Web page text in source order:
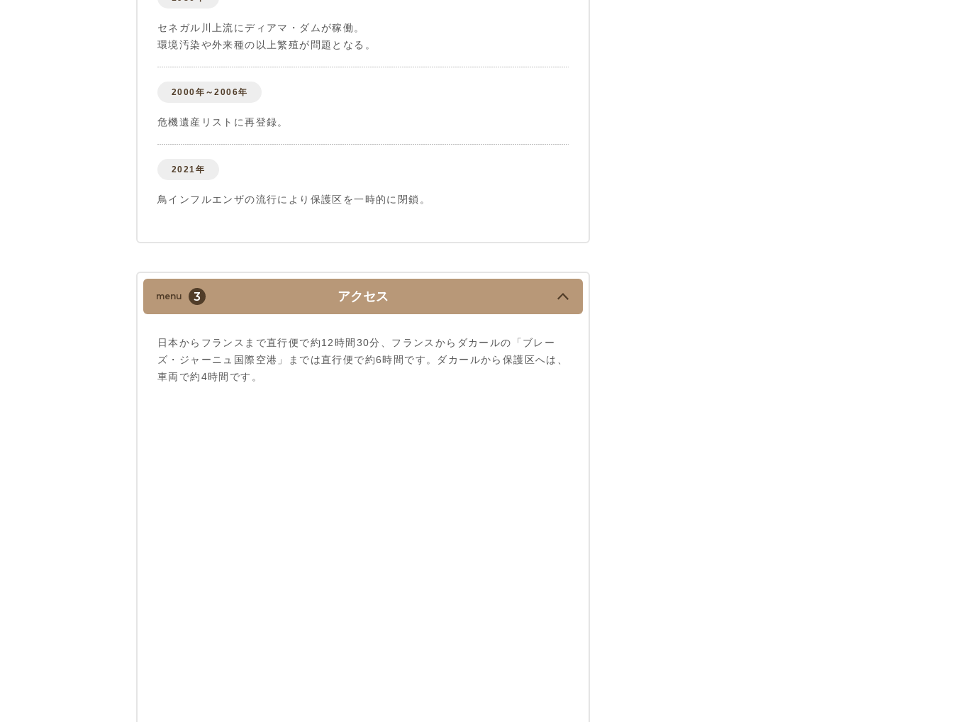
セネガル川上流にディアマ・ダムが稼働。
環境汚染や外来種の以上繁殖が問題となる。
2000年～2006年
危機遺産リストに再登録。
2021年
鳥インフルエンザの流行により保護区を一時的に閉鎖。
menu 3 アクセス
日本からフランスまで直行便で約12時間30分、フランスからダカールの「ブレー
ズ・ジャーニュ国際空港」までは直行便で約6時間です。ダカールから保護区へは、
車両で約4時間です。